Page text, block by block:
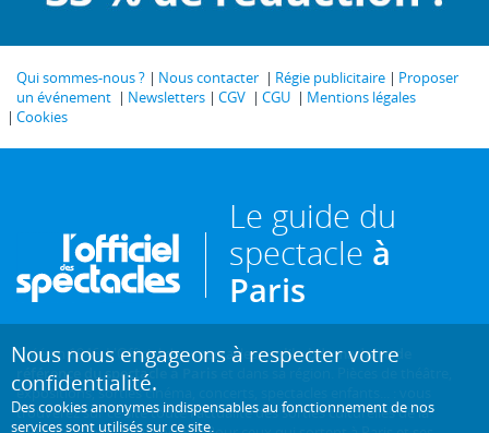
Qui sommes-nous ? Nous contacter Régie publicitaire
Proposer
un événement
Newsletters CGV CGU
Mentions légales
Cookies
Le guide du
spectacle à
Paris
Créé en 1946, L'Officiel des spectacles estl'hebdomadaire de
référence du spectacle à Paris
et dans sa région. Pièces de théâtre,
expositions, sorties cinéma, concerts, spectacles enfants... : vous
trouverez sur ce site toute l'actualité des sorties culturelles de la
Nous nous engageons à respecter votre
confidentialité.
Des cookies anonymes indispensables au fonctionnement de nos
services sont utilisés sur ce site.